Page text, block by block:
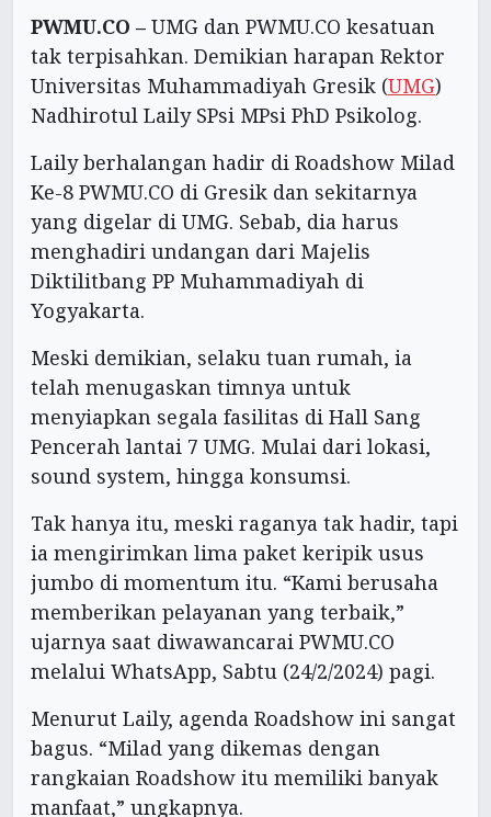
PWMU.CO – UMG dan PWMU.CO kesatuan
tak terpisahkan. Demikian harapan Rektor
Universitas Muhammadiyah Gresik (UMG)
Nadhirotul Laily SPsi MPsi PhD Psikolog.
Laily berhalangan hadir di Roadshow Milad
Ke-8 PWMU.CO di Gresik dan sekitarnya
yang digelar di UMG. Sebab, dia harus
menghadiri undangan dari Majelis
Diktilitbang PP Muhammadiyah di
Yogyakarta.
Meski demikian, selaku tuan rumah, ia
telah menugaskan timnya untuk
menyiapkan segala fasilitas di Hall Sang
Pencerah lantai 7 UMG. Mulai dari lokasi,
sound system, hingga konsumsi.
Tak hanya itu, meski raganya tak hadir, tapi
ia mengirimkan lima paket keripik usus
jumbo di momentum itu. “Kami berusaha
memberikan pelayanan yang terbaik,”
ujarnya saat diwawancarai PWMU.CO
melalui WhatsApp, Sabtu (24/2/2024) pagi.
Menurut Laily, agenda Roadshow ini sangat
bagus. “Milad yang dikemas dengan
rangkaian Roadshow itu memiliki banyak
manfaat,” ungkapnya.